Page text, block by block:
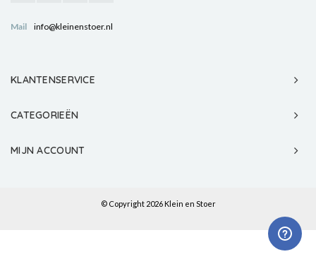
Mail info@kleinenstoer.nl
KLANTENSERVICE
CATEGORIEËN
MIJN ACCOUNT
© Copyright 2026 Klein en Stoer